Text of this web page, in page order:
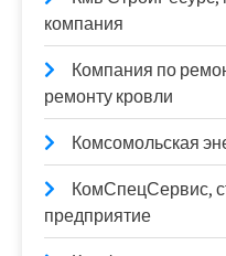
компания
Компания по
ремонту кровли
Комсомольская
КомСпецСервис,
предприятие